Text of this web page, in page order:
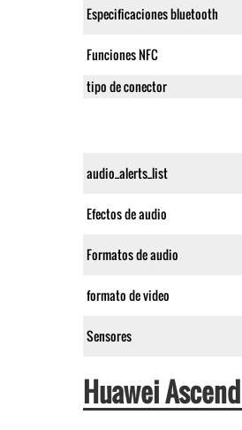
Especificaciones bluetooth
Funciones NFC
tipo de conector
audio_alerts_list
Efectos de audio
Formatos de audio
formato de video
Sensores
Huawei